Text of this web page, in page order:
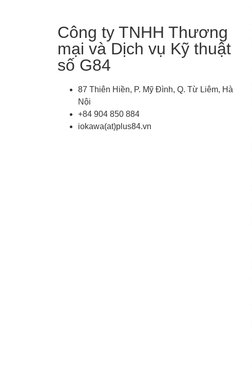
Công ty TNHH Thương
mại và Dịch vụ Kỹ thuật
số G84
87 Thiên Hiền, P. Mỹ Đình, Q. Từ Liêm, Hà
Nội
+84 904 850 884
iokawa(at)plus84.vn